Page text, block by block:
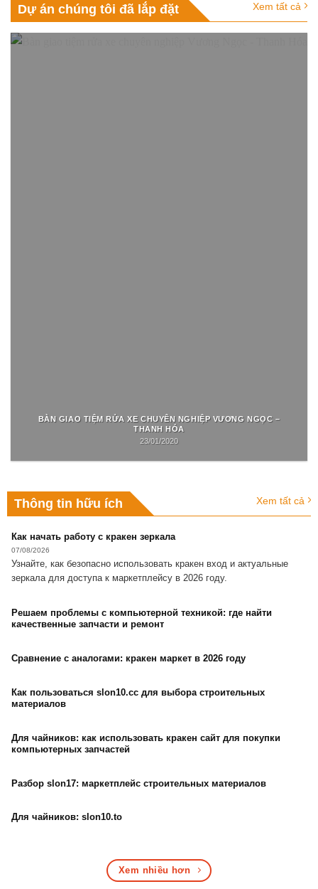
Dự án chúng tôi đã lắp đặt Xem tất cả
BÀN GIAO TIỆM RỬA XE CHUYÊN NGHIỆP VƯƠNG NGỌC –
THANH HÓA
23/01/2020
Thông tin hữu ích Xem tất cả
Как начать работу с кракен зеркала
07/08/2026
Узнайте, как безопасно использовать кракен вход и актуальные
зеркала для доступа к маркетплейсу в 2026 году.
Решаем проблемы с компьютерной техникой: где найти
качественные запчасти и ремонт
Сравнение с аналогами: кракен маркет в 2026 году
Как пользоваться slon10.cc для выбора строительных
материалов
Для чайников: как использовать кракен сайт для покупки
компьютерных запчастей
Разбор slon17: маркетплейс строительных материалов
Для чайников: slon10.to
Xem nhiều hơn